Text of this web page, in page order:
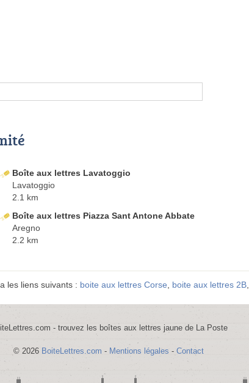
Boîte aux lettres Lavatoggio
Lavatoggio
2.1 km
Boîte aux lettres Piazza Sant Antone Abbate
Aregno
2.2 km
les liens suivants : boite aux lettres Corse, boite aux lettres 2B,
- trouvez les boîtes aux lettres jaune de La Poste
© 2026 BoiteLettres.com - Mentions légales - Contact